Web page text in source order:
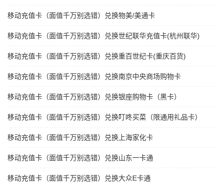
移动充值卡（面值千万别选错）兑换物美/美通卡
移动充值卡（面值千万别选错）兑换世纪联华充值卡(杭州联华)
移动充值卡（面值千万别选错）兑换重百世纪卡(重庆百货)
移动充值卡（面值千万别选错）兑换南京中央商场购物卡
移动充值卡（面值千万别选错）兑换银座购物卡（黑卡）
移动充值卡（面值千万别选错）兑换叮咚买菜（限通用礼品卡）
移动充值卡（面值千万别选错）兑换上海家化卡
移动充值卡（面值千万别选错）兑换山东一卡通
移动充值卡（面值千万别选错）兑换大众E卡通